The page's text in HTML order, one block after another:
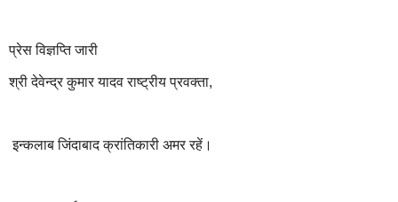
प्रेस विज्ञप्ति जारी
श्री देवेन्द्र कुमार यादव राष्ट्रीय प्रवक्ता,
इन्कलाब जिंदाबाद क्रांतिकारी अमर रहें।